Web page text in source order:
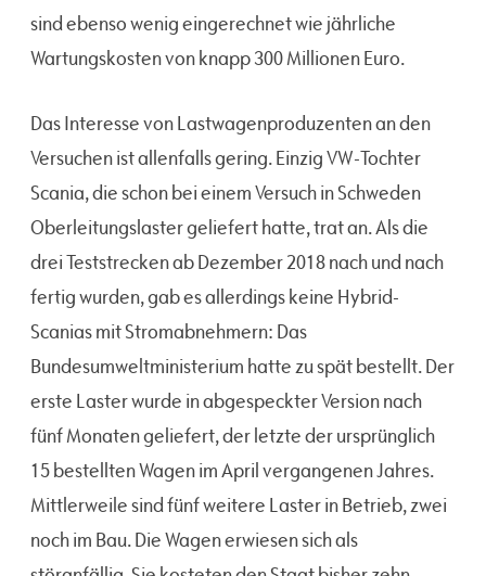
sind ebenso wenig eingerechnet wie jährliche
Wartungskosten von knapp 300 Millionen Euro.
Das Interesse von Lastwagenproduzenten an den
Versuchen ist allenfalls gering. Einzig VW-Tochter
Scania, die schon bei einem Versuch in Schweden
Oberleitungslaster geliefert hatte, trat an. Als die
drei Teststrecken ab Dezember 2018 nach und nach
fertig wurden, gab es allerdings keine Hybrid-
Scanias mit Stromabnehmern: Das
Bundesumweltministerium hatte zu spät bestellt. Der
erste Laster wurde in abgespeckter Version nach
fünf Monaten geliefert, der letzte der ursprünglich
15 bestellten Wagen im April vergangenen Jahres.
Mittlerweile sind fünf weitere Laster in Betrieb, zwei
noch im Bau. Die Wagen erwiesen sich als